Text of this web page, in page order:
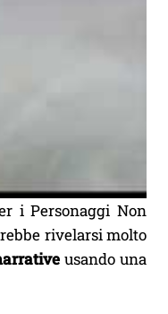
i Personaggi Non
rivelarsi molto
usando una